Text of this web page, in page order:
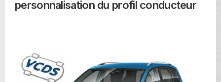
personnalisation du profil conducteur